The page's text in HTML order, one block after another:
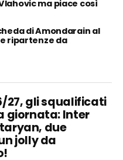
ma piace così
di Amondarain al
ripartenze da
27, gli squalificati
giornata: Inter
due
jolly da